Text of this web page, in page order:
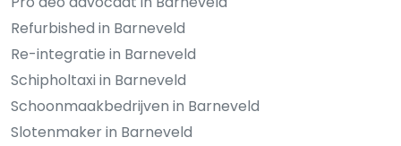
Refurbished in Barneveld
Re-integratie in Barneveld
Schipholtaxi in Barneveld
Schoonmaakbedrijven in Barneveld
Slotenmaker in Barneveld